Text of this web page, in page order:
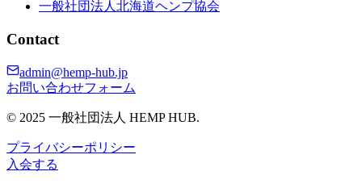
一般社団法人北海道ヘンプ協会
Contact
admin@hemp-hub.jp
お問い合わせフォーム
© 2025 一般社団法人 HEMP HUB.
プライバシーポリシー
入会する